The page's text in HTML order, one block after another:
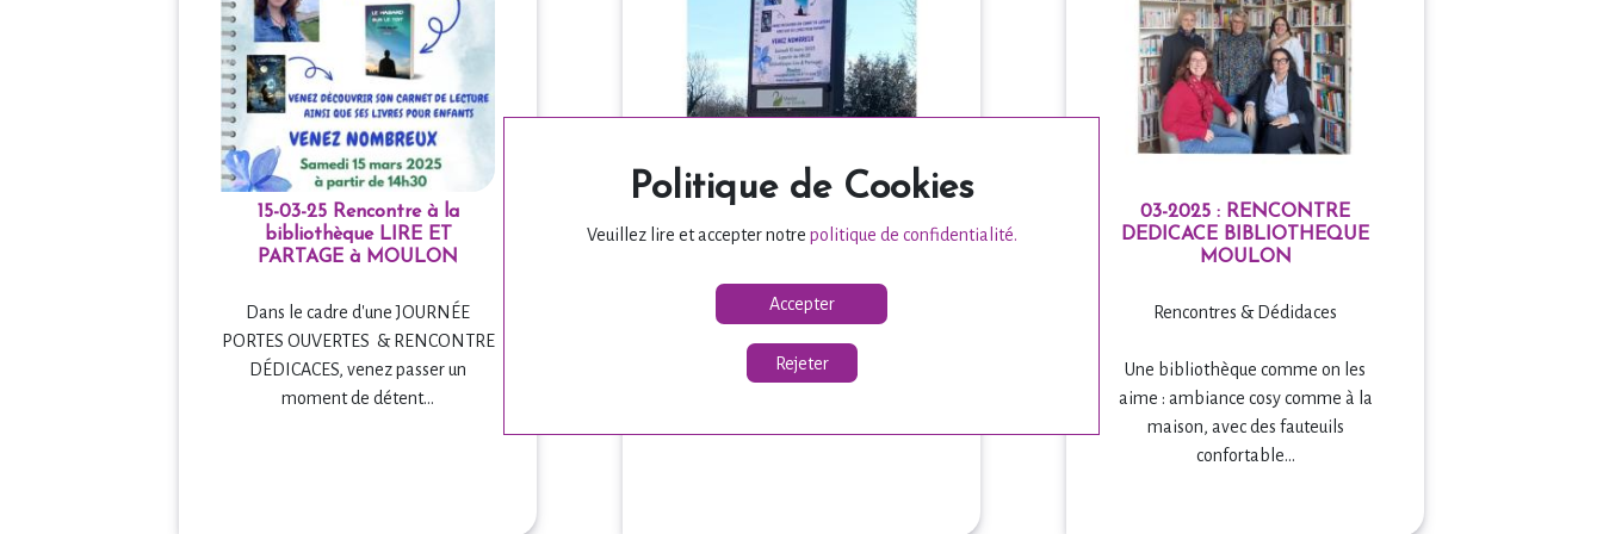
Politique de Cookies
Veuillez lire et accepter notre politique de confidentialité.
Accepter
Rejeter
15-03-25 Rencontre à la
bibliothèque LIRE ET
PARTAGE à MOULON
Dans le cadre d'une JOURNÉE
PORTES OUVERTES & RENCONTRE
DÉDICACES, venez passer un
moment de détent...
Quelle belle surprise que la
réception du SMS de Pilar,
responsable de la bibliothèque Lire
03-2025 : RENCONTRE
DEDICACE BIBLIOTHEQUE
MOULON
Rencontres & Dédidaces
Une bibliothèque comme on les
aime : ambiance cosy comme à la
maison, avec des fauteuils
confortable...